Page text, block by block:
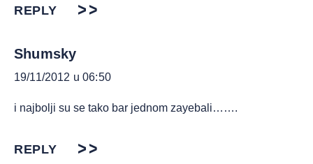
REPLY
Shumsky
19/11/2012 u 06:50
i najbolji su se tako bar jednom zayebali…….
REPLY